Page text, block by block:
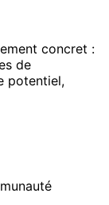
concret :
de
potentiel,